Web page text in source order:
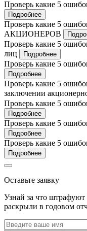
Проверь какие 5
Подробнее
Проверь какие 5
АКЦИОНЕРОВ
Проверь какие 5
лиц
Подробнее
Проверь какие 5
Подробнее
Проверь какие 5
заключении
Проверь какие 5
Подробнее
Проверь какие 5
Подробнее
Проверь какие 5
Подробнее
Оставьте заявку
Узнай за что
раскрыли в годовом